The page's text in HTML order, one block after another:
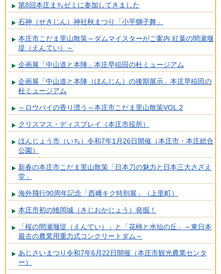
第8回本庄まちゼミに参加してきました
石神（せきじん）神社秋まつり「小平獅子舞」
本庄市こだま里山散策～ダムマイスターがご案内 紅葉の間瀬堰
堤（えんてい）～
企画展「中山道と本陣」本庄早稲田の杜ミュージアム
企画展「中山道と本陣（ほんじん）の後期展示」本庄早稲田の
杜ミュージアム
～ロウバイの香り漂う～本庄市こだま里山散策VOL.2
クリスマス・ディスプレイ（本庄市役所）
ほんじょう市（いち）令和7年1月26日開催（本庄市・本庄総合
公園）
新春の本庄市こだま里山散策「日本刀の魅力と日本三大さざえ
堂」
海外飛行90周年記念「西﨑キク特別展」（上里町）
本庄市初の雉岡城（きじおかじょう）発掘！
「桜の間瀬堰堤（えんてい）」と「花桃と水仙の丘」～東日本
最古の農業用重力式コンクリートダム～
あじさいまつり令和7年6月22日開催（本庄市観光農業センタ
ー）